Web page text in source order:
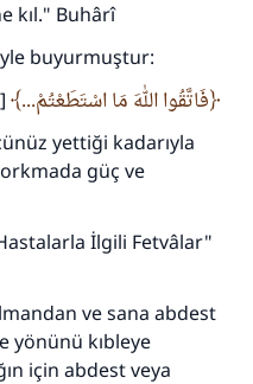
kıl." Buhârî
buyurmuştur:
فَاتَّقُوا اللهَ مَا اسْتَطَعْتُمْ...
yettiği kadarıyla
güç ve
İlgili Fetvâlar"
ve sana abdest
yönünü kıbleye
için abdest veya